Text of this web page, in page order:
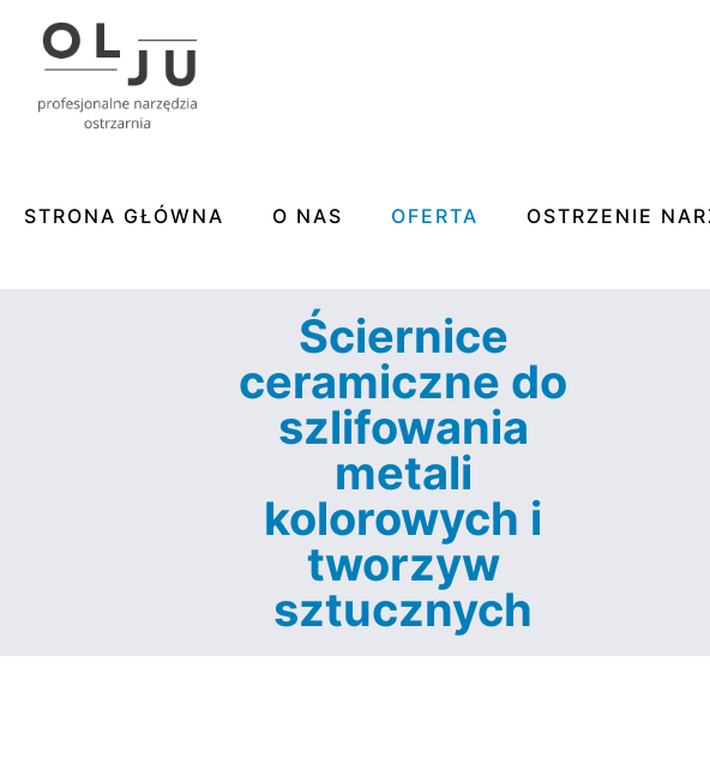
STRONA GŁÓWNA O NAS OFERTA OSTRZENIE
Ściernice
ceramiczne do
szlifowania
metali
kolorowych i
tworzyw
sztucznych